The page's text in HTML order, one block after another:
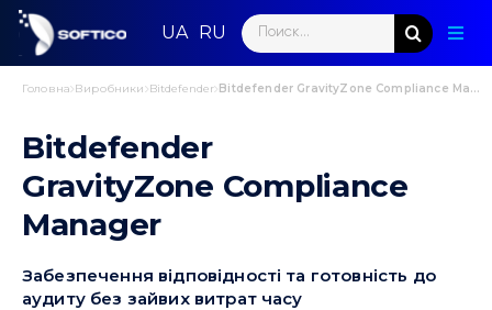
Skip
content
Search
for:
Головна Виробники Bitdefender Bitdefender GravityZone Compliance Manage
Bitdefender
GravityZone Compliance
Manager
Забезпечення відповідності та готовність до
аудиту без зайвих витрат часу